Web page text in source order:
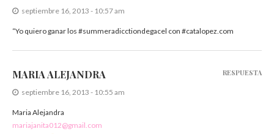
septiembre 16, 2013 - 10:57 am
“Yo quiero ganar los #summeradicctiondegacel con #catalopez.com
MARIA ALEJANDRA
septiembre 16, 2013 - 10:55 am
Maria Alejandra
mariajanita012@gmail.com
RESPUESTA